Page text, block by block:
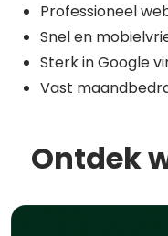
Professioneel
Snel en
Sterk in Google
Vast
Ontdek